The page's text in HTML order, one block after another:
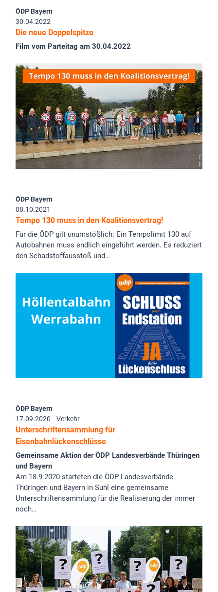
ÖDP Bayern
30.04.2022
Die neue Doppelspitze
Film vom Parteitag am 30.04.2022
ÖDP Bayern
08.10.2021
Tempo 130 muss in den Koalitionsvertrag!
Für die ÖDP gilt unumstößlich: Ein Tempolimit 130 auf
Autobahnen muss endlich eingeführt werden. Es reduziert
den Schadstoffausstoß und…
ÖDP Bayern
17.09.2020
Verkehr
Unterschriftensammlung für
Eisenbahnlückenschlüsse
Gemeinsame Aktion der ÖDP Landesverbände Thüringen
und Bayern
Am 18.9.2020 starteten die ÖDP Landesverbände
Thüringen und Bayern in Suhl eine gemeinsame
Unterschriftensammlung für die Realisierung der immer
noch…